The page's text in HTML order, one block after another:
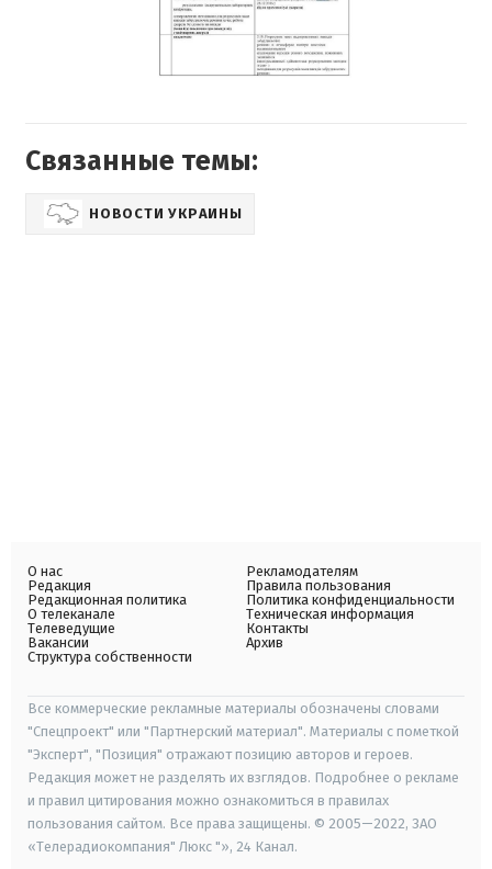
Связанные темы:
НОВОСТИ УКРАИНЫ
О нас
Редакция
Редакционная политика
О телеканале
Телеведущие
Вакансии
Структура собственности
Рекламодателям
Правила пользования
Политика конфиденциальности
Техническая информация
Контакты
Архив
Все коммерческие рекламные материалы обозначены словами
"Спецпроект" или "Партнерский материал". Материалы с пометкой
"Эксперт", "Позиция" отражают позицию авторов и героев.
Редакция может не разделять их взглядов. Подробнее о рекламе
и правил цитирования можно ознакомиться в правилах
пользования сайтом. Все права защищены. © 2005—2022, ЗАО
«Телерадиокомпания" Люкс "», 24 Канал.